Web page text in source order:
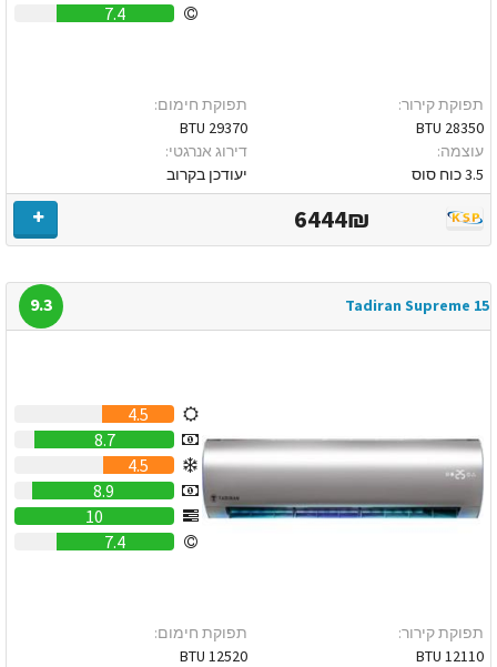
7.4
תפוקת קירור:
28350 BTU
עוצמה:
3.5 כוח סוס
תפוקת חימום:
29370 BTU
דירוג אנרגטי:
יעודכן בקרוב
6444₪
Tadiran Supreme 15
9.3
4.5
8.7
4.5
8.9
10
7.4
תפוקת קירור:
12110 BTU
תפוקת חימום:
12520 BTU